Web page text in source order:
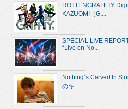
ROTTENGRAFFTY
KAZUOMI（G....
SPECIAL LIVE
“Live on No...
Nothing’s Carved In
のキ...